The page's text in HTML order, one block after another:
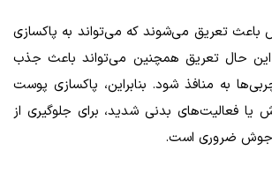
باعث تعریق می‌شوند که می‌تواند به پاکسازی
حال تعریق همچنین می‌تواند باعث جذب
به منافذ شود. بنابراین، پاکسازی پوست
یا فعالیت‌های بدنی شدید، برای جلوگیری از
جوش ضروری است.